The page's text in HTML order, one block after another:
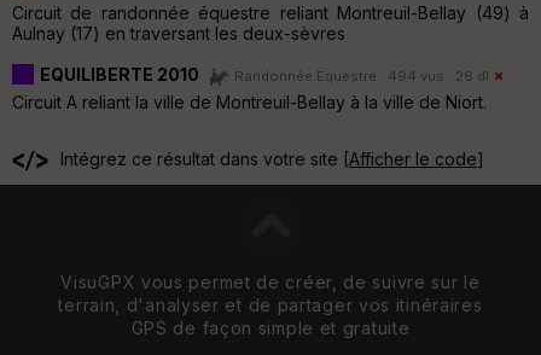
Circuit de randonnée équestre reliant Montreuil-Bellay (49) à
Aulnay (17) en traversant les deux-sèvres
EQUILIBERTE 2010
Randonnée Equestre · 494 vus · 26 dl
Circuit A reliant la ville de Montreuil-Bellay à la ville de Niort.
Intégrez ce résultat dans votre site [Afficher le code]
VisuGPX vous permet de créer, de suivre sur le
terrain, d'analyser et de partager vos itinéraires
GPS de façon simple et gratuite